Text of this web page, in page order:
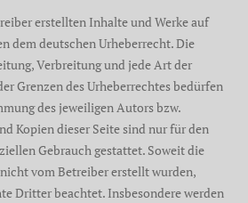
erstellten Inhalte und Werke auf
dem deutschen Urheberrecht. Die
Verbreitung und jede Art der
Grenzen des Urheberrechtes bedürfen
des jeweiligen Autors bzw.
Kopien dieser Seite sind nur für den
Gebrauch gestattet. Soweit die
vom Betreiber erstellt wurden,
Dritter beachtet. Insbesondere werden